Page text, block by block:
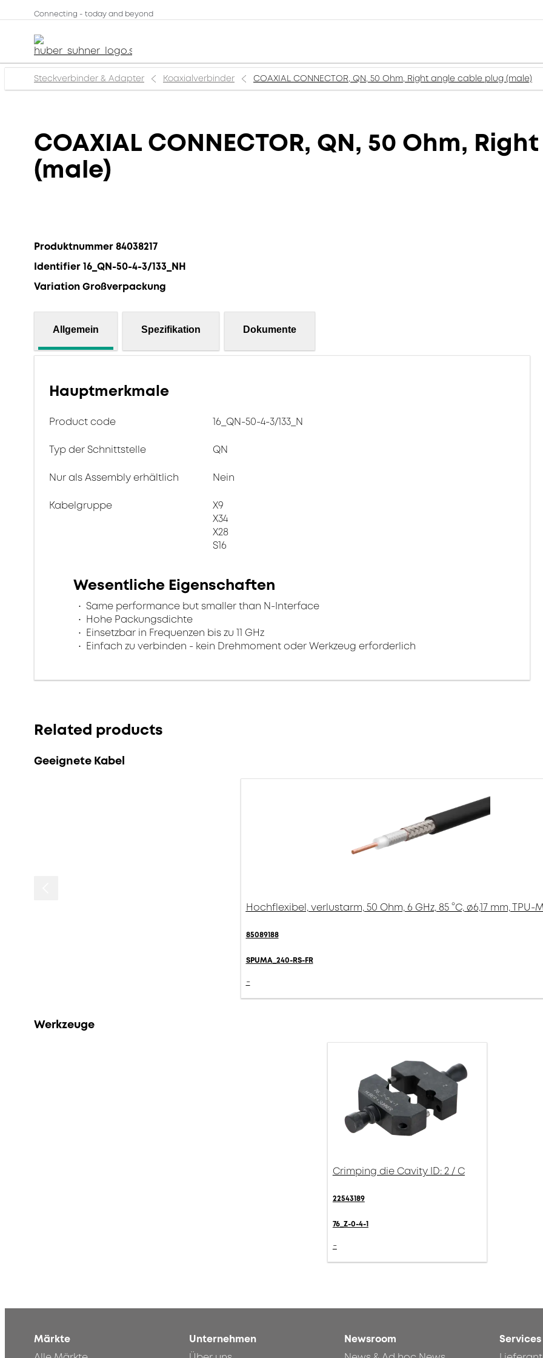
Connecting - today and beyond
Steckverbinder & Adapter Koaxialverbinder COAXIAL CONNECTOR, QN, 50 Ohm, Right angle cable plug (male)
COAXIAL CONNECTOR, QN, 50 Ohm,
(male)
Produktnummer 84038217
Identifier 16_QN-50-4-3/133_NH
Variation Großverpackung
Allgemein Spezifikation Dokumente
Hauptmerkmale
Product code 16_QN-50-4-3/133_N
Typ der Schnittstelle QN
Nur als Assembly erhältlich Nein
Kabelgruppe
X9
X34
X28
S16
Wesentliche Eigenschaften
Same performance but smaller than N-Interface
Hohe Packungsdichte
Einsetzbar in Frequenzen bis zu 11 GHz
Einfach zu verbinden - kein Drehmoment oder Werkzeug erforderlich
Related products
Geeignete Kabel
Hochflexibel, verlustarm, 50 Ohm, 6 GHz, 85 °C, ø6,17 mm, TPU-
85089188
SPUMA_240-RS-FR
-
Werkzeuge
Crimping die Cavity ID: 2 / C
22543189
76_Z-0-4-1
-
Märkte
Unternehmen
Newsroom
Services